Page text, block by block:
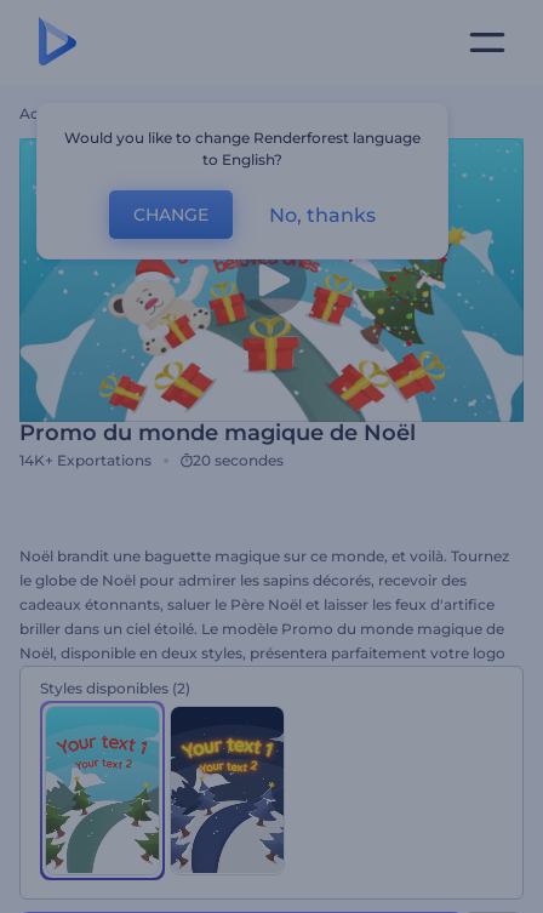
Accueil
Promo du monde magique de Noël
14K+ Exportations 20 secondes
Noël brandit une baguette magique sur ce monde, et voilà. Tournez
le globe de Noël pour admirer les sapins décorés, recevoir des
cadeaux étonnants, saluer le Père Noël et laisser les feux d'artifice
briller dans un ciel étoilé. Le modèle Promo du monde magique de
Noël, disponible en deux styles, présentera parfaitement votre logo
du Nouvel An, à l'intro de votre entreprise, à votre salutation vidéo
repartez avec une belle vidéo.
Styles disponibles (2)
Would you like to change Renderforest language
to English?
CHANGE No, thanks